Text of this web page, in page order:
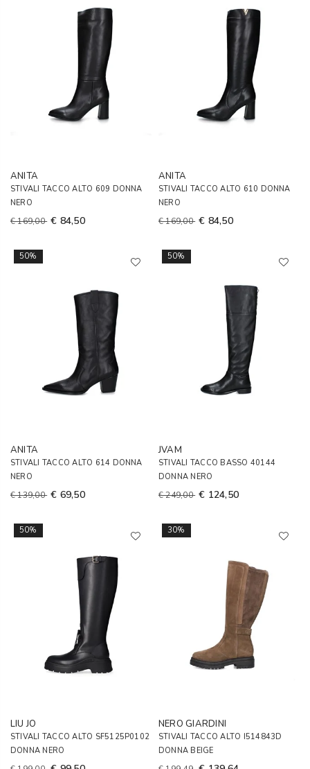
ANITA
STIVALI TACCO ALTO 609 DONNA
NERO
€ 169,00 € 84,50
ANITA
STIVALI TACCO ALTO 610 DONNA
NERO
€ 169,00 € 84,50
50%
ANITA
STIVALI TACCO ALTO 614 DONNA
NERO
€ 139,00 € 69,50
50%
JVAM
STIVALI TACCO BASSO 40144
DONNA NERO
€ 249,00 € 124,50
50%
LIU JO
STIVALI TACCO ALTO SF5125P0102
DONNA NERO
30%
NERO GIARDINI
STIVALI TACCO ALTO I514843D
DONNA BEIGE